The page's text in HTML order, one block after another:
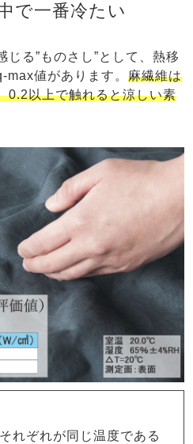
で一番冷たい
る”ものさし”として、熱移
max値があります。麻繊維は
0.2以上で触れると涼しい素
れぞれが同じ温度である